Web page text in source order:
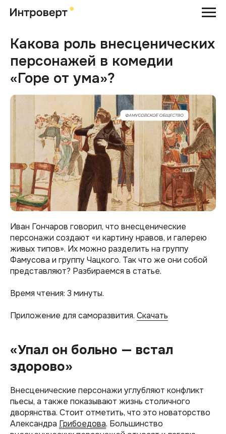
Какова роль внесценических
персонажей в комедии
«Горе от ума»?
Иван Гончаров говорил, что внесценические
персонажи создают «и картину нравов, и галерею
живых типов». Их можно разделить на группу
Фамусова и группу Чацкого. Так что же они собой
представляют? Разбираемся в статье.
Время чтения: 3 минуты.
Приложение для саморазвития. Скачать
«Упал он больно — встал
здорово»
Внесценические персонажи углубляют конфликт
пьесы, а также показывают жизнь столичного
дворянства. Стоит отметить, что это новаторство
Александра Грибоедова. Большинство